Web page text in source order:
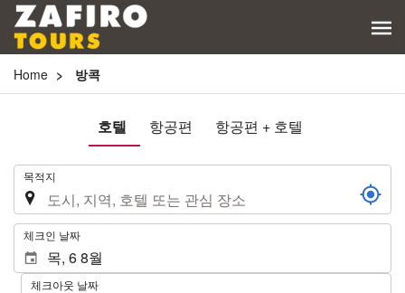
Home 방콕
호텔 항공편 항공편 + 호텔
. 목적지
. 체크인 날짜
체크아웃 날짜